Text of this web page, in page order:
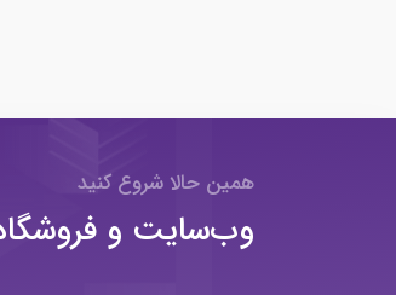
همین حالا شروع کنید
وب‌سایت و فروشگاه